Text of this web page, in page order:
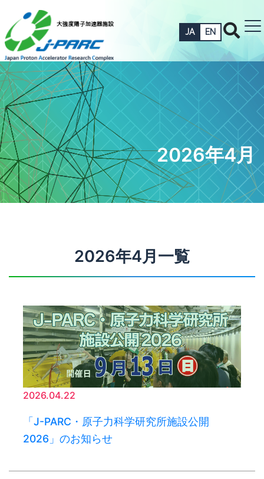
JA EN
2026年4月
2026年4月一覧
2026.04.22
「J-PARC・原子力科学研究所施設公開
2026」のお知らせ